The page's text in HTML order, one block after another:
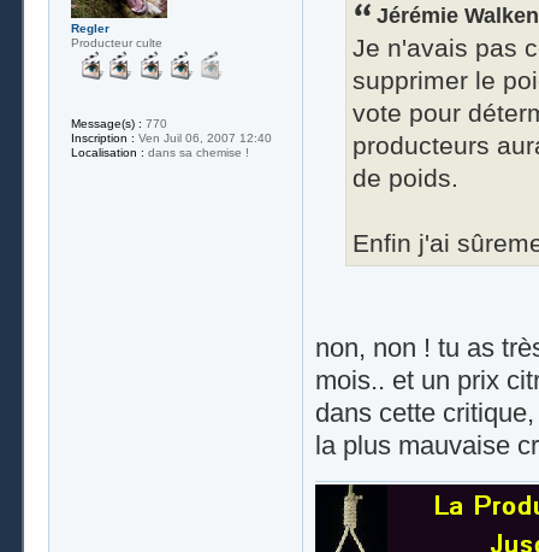
Jérémie
Je n'avais pas
supprimer le
vote pour
producteurs
de poids.
Enfin j'ai
non, non ! tu as
mois.. et un prix
dans cette
la plus mauvaise
Regler
Producteur culte
Message(s) : 770
Inscription : Ven Juil 06, 2007 12:40
Localisation : dans sa chemise !